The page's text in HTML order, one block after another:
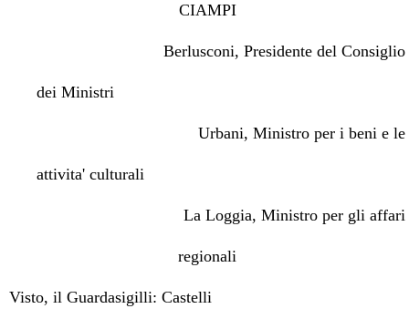
CIAMPI
Berlusconi, Presidente del Consiglio
dei Ministri
Urbani, Ministro per i beni e le
attivita' culturali
La Loggia, Ministro per gli affari
regionali
Visto, il Guardasigilli: Castelli